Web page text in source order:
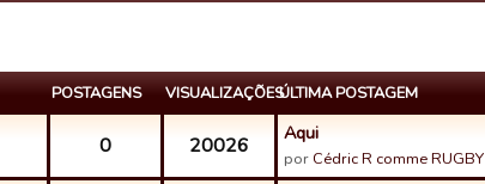
POSTAGENS VISUALIZAÇÕESÚLTIMA POSTAGEM
0 20026 Aqui
por Cédric R comme RUGBY